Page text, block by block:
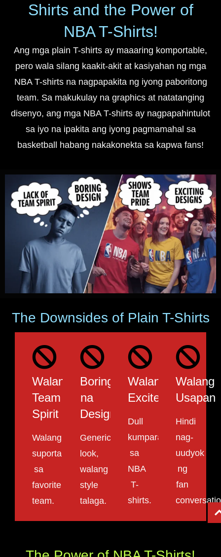
Shirts and the Power of
NBA T-Shirts!
Ang mga plain T-shirts ay maaaring komportable,
pero wala silang kaakit-akit at kasiyahan ng mga
NBA T-shirts na nagpapakita ng iyong paboritong
team. Sa makukulay na graphics at natatanging
disenyo, ang mga NBA T-shirts ay nagpapahintulot
sa iyo na ipakita ang iyong pagmamahal sa
basketball habang nakakonekta sa kapwa fans!
The Downsides of Plain T-Shirts
Walang
Team
Spirit
Walang
suporta
sa
favorite
team.
Boring
na
Design
Generic
look,
walang
style
talaga.
Walang
Excitement
Dull
kumpara
sa
NBA
T-
shirts.
Walang
Usapan
Hindi
nag-
uudyok
ng
fan